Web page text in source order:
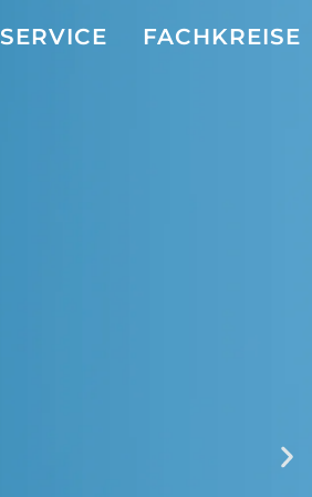
SERVICE FACHKREISE